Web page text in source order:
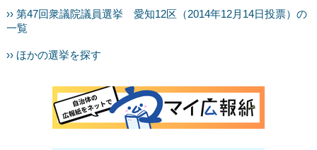
›› 第47回衆議院議員選挙 愛知12区（2014年12月14日投票）の
一覧
›› ほかの選挙を探す